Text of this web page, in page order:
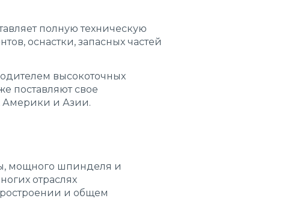
полную техническую
оснастки, запасных частей
высокоточных
поставляют свое
Америки и Азии.
мощного шпинделя и
отраслях
и общем